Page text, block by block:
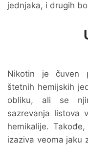
jednjaka, i drugih
Nikotin je čuven
štetnih hemijskih
obliku, ali se
sazrevanja listova
hemikalije.
izaziva veoma jaku